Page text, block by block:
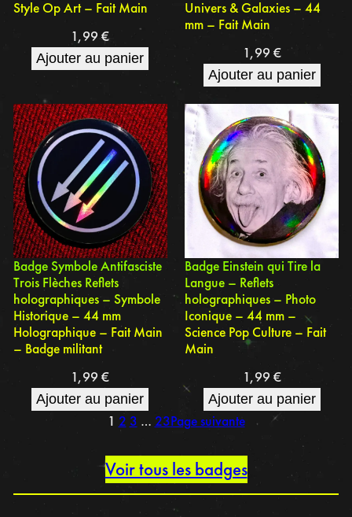
Style Op Art – Fait Main
1,99€
Ajouter au panier
Univers & Galaxies – 44
mm – Fait Main
1,99 €
Ajouter au panier
Badge Symbole Antifasciste
Trois Flèches Reflets
holographiques – Symbole
Historique – 44 mm
Holographique – Fait Main
– Badge militant
1,99€
Ajouter au panier
Badge Einstein qui Tire la
Langue – Reflets
holographiques – Photo
Iconique – 44 mm –
Science Pop Culture – Fait
Main
1,99 €
Ajouter au panier
1 2 3 … 23Page suivante
Voir tous les badges